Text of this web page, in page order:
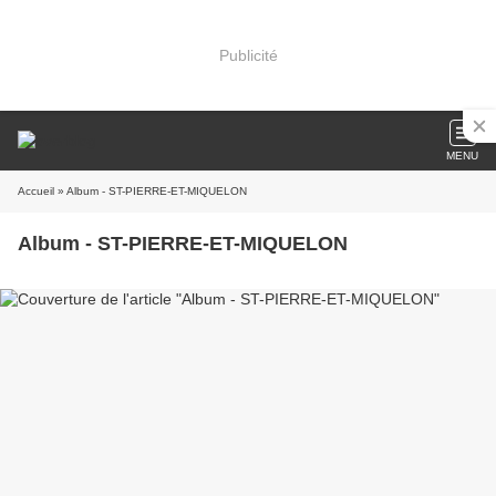
Publicité
MENU
Accueil » Album - ST-PIERRE-ET-MIQUELON
Album - ST-PIERRE-ET-MIQUELON